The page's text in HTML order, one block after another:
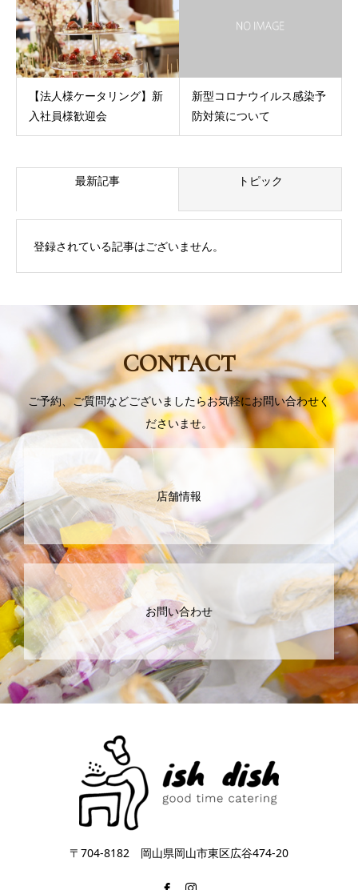
【法人様ケータリング】新
入社員様歓迎会
新型コロナウイルス感染予
防対策について
最新記事 トピック
登録されている記事はございません。
CONTACT
ご予約、ご質問などございましたらお気軽にお問い合わせく
ださいませ。
店舗情報
お問い合わせ
〒704-8182 岡山県岡山市東区広谷474-20